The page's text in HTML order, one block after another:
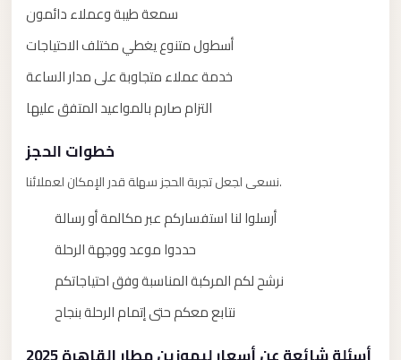
سمعة طيبة وعملاء دائمون
أسطول متنوع يغطي مختلف الاحتياجات
خدمة عملاء متجاوبة على مدار الساعة
التزام صارم بالمواعيد المتفق عليها
خطوات الحجز
نسعى لجعل تجربة الحجز سهلة قدر الإمكان لعملائنا.
أرسلوا لنا استفساركم عبر مكالمة أو رسالة
حددوا موعد ووجهة الرحلة
نرشح لكم المركبة المناسبة وفق احتياجاتكم
نتابع معكم حتى إتمام الرحلة بنجاح
Transfer
from
Cairo
Sharm
Sheikh
Taxi
Limousine
Sharm